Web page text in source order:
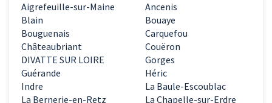
Aigrefeuille-sur-Maine
Ancenis
Blain
Bouaye
Bouguenais
Carquefou
Châteaubriant
Couëron
DIVATTE SUR LOIRE
Gorges
Guérande
Héric
Indre
La Baule-Escoublac
La Bernerie-en-Retz
La Chapelle-sur-Erdre